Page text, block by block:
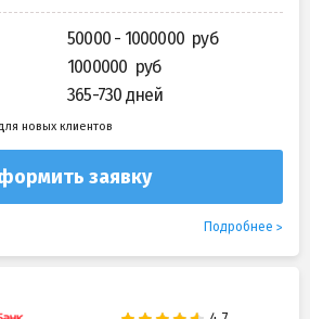
50000 - 1000000
1000000
365-730 дней
новых клиентов
заявку
Подробнее